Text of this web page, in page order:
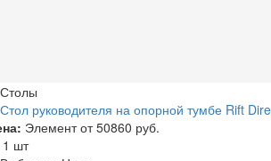
Столы
Стол руководителя на опорной тумбе Rift
Элемент от 50860 руб.
1 шт